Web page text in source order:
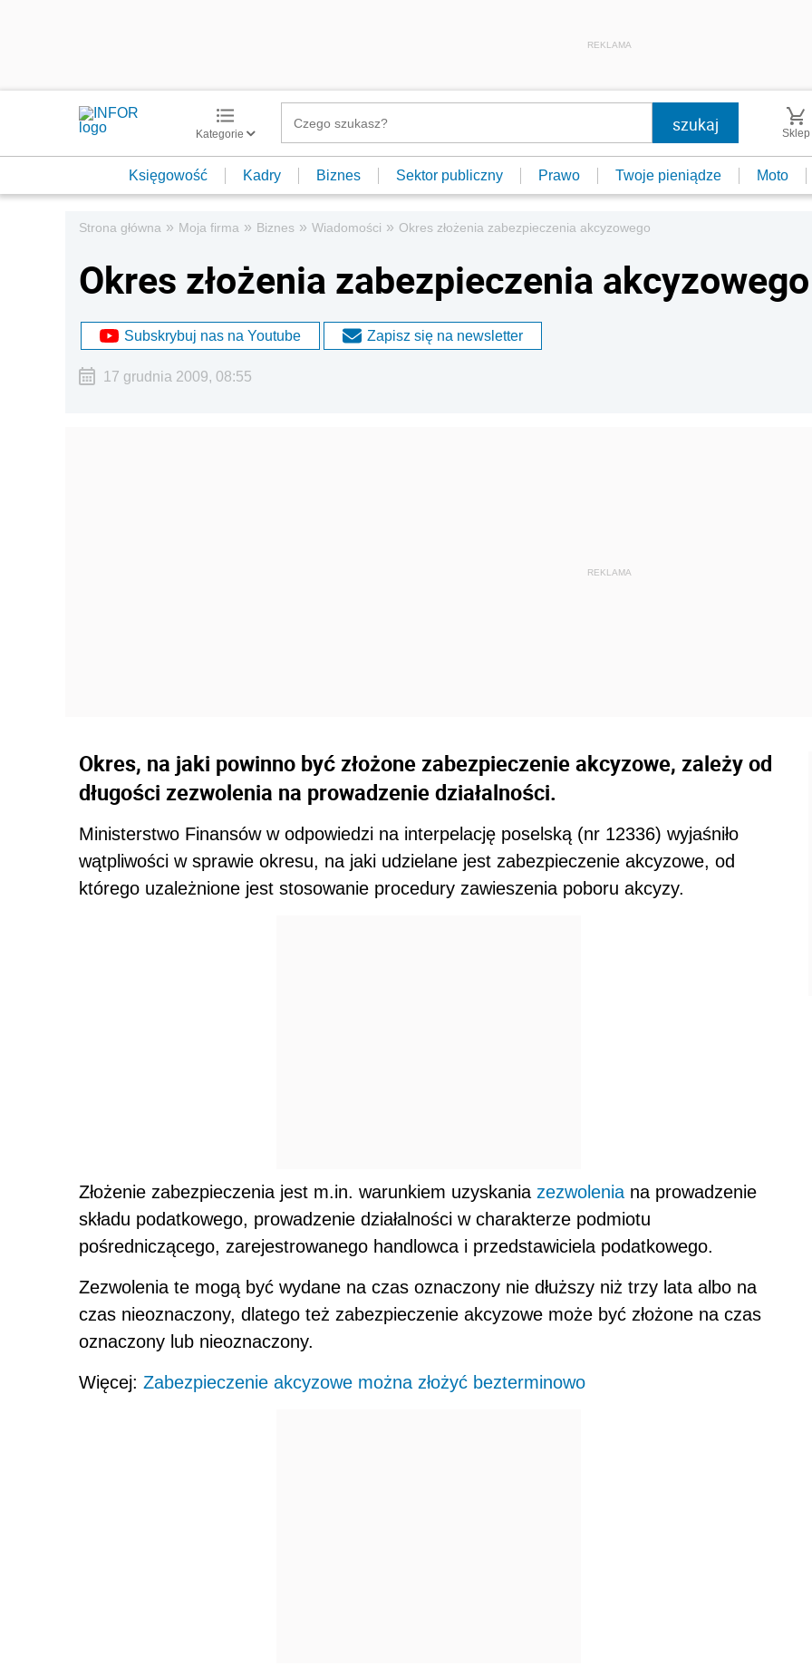
REKLAMA
Kategorie Sklep
Księgowość Kadry Biznes Sektor publiczny Prawo Twoje pieniądze Moto
Strona główna » Moja firma » Biznes » Wiadomości » Okres złożenia zabezpieczenia akcyzowego
Okres złożenia zabezpieczenia akcyzowego
Subskrybuj nas na Youtube Zapisz się na newsletter
17 grudnia 2009, 08:55
Okres, na jaki powinno być złożone zabezpieczenie akcyzowe, zależy od
długości zezwolenia na prowadzenie działalności.
Ministerstwo Finansów w odpowiedzi na interpelację poselską (nr 12336) wyjaśniło
wątpliwości w sprawie okresu, na jaki udzielane jest zabezpieczenie akcyzowe, od
którego uzależnione jest stosowanie procedury zawieszenia poboru akcyzy.
Złożenie zabezpieczenia jest m.in. warunkiem uzyskania zezwolenia na prowadzenie
składu podatkowego, prowadzenie działalności w charakterze podmiotu
pośredniczącego, zarejestrowanego handlowca i przedstawiciela podatkowego.
Zezwolenia te mogą być wydane na czas oznaczony nie dłuższy niż trzy lata albo na
czas nieoznaczony, dlatego też zabezpieczenie akcyzowe może być złożone na czas
oznaczony lub nieoznaczony.
Więcej: Zabezpieczenie akcyzowe można złożyć bezterminowo